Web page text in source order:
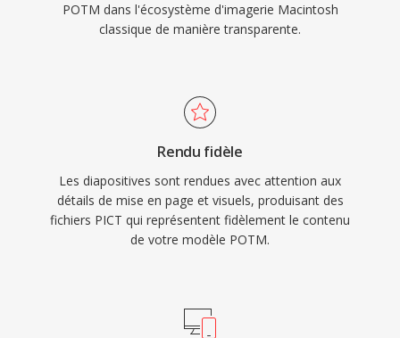
POTM dans l'écosystème d'imagerie Macintosh
classique de manière transparente.
Rendu fidèle
Les diapositives sont rendues avec attention aux
détails de mise en page et visuels, produisant des
fichiers PICT qui représentent fidèlement le contenu
de votre modèle POTM.